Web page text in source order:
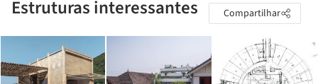
Estruturas interessantes Compartilhar